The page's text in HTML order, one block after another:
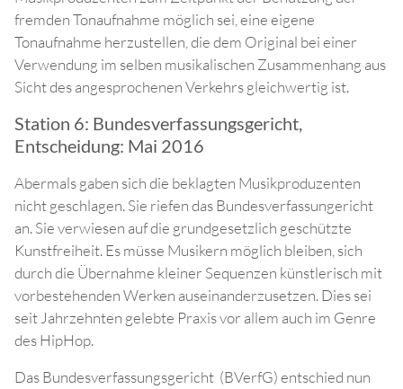
fremden Tonaufnahme möglich sei, eine eigene
Tonaufnahme herzustellen, die dem Original bei einer
Verwendung im selben musikalischen Zusammenhang aus
Sicht des angesprochenen Verkehrs gleichwertig ist.
Station 6: Bundesverfassungsgericht,
Entscheidung: Mai 2016
Abermals gaben sich die beklagten Musikproduzenten
nicht geschlagen. Sie riefen das Bundesverfassungericht
an. Sie verwiesen auf die grundgesetzlich geschützte
Kunstfreiheit. Es müsse Musikern möglich bleiben, sich
durch die Übernahme kleiner Sequenzen künstlerisch mit
vorbestehenden Werken auseinanderzusetzen. Dies sei
seit Jahrzehnten gelebte Praxis vor allem auch im Genre
des HipHop.
Das Bundesverfassungsgericht (BVerfG) entschied nun